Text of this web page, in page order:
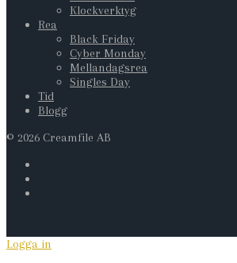
Klockverktyg
Rea
Black Friday
Cyber Monday
Mellandagsrea
Singles Day
Tid
Blogg
© 2026 Creamfile AB
Logga in